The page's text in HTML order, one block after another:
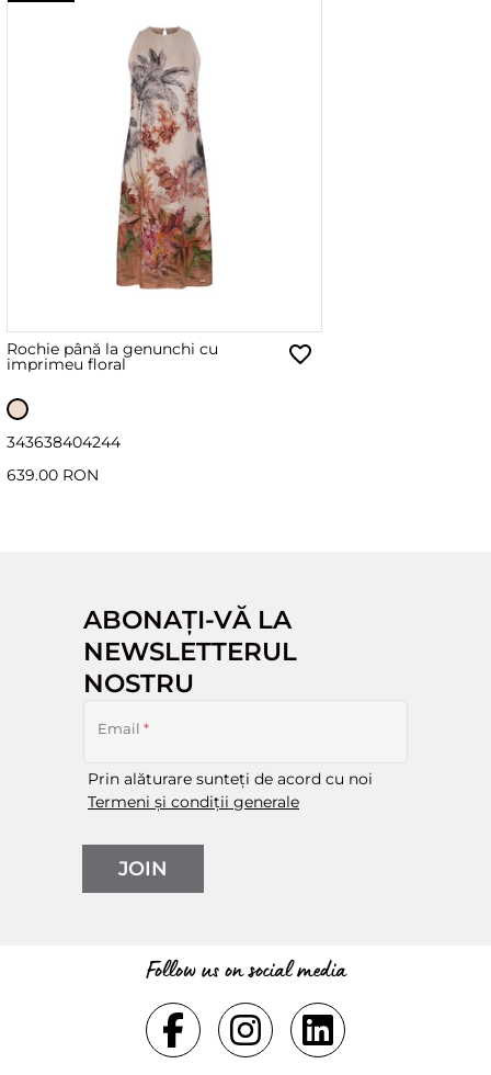
Rochie până la genunchi cu
imprimeu floral
343638404244
639.00 RON
ABONAȚI-VĂ LA
NEWSLETTERUL
NOSTRU
Email *
Prin alăturare sunteți de acord cu noi
Termeni și condiții generale
JOIN
Follow us on social media